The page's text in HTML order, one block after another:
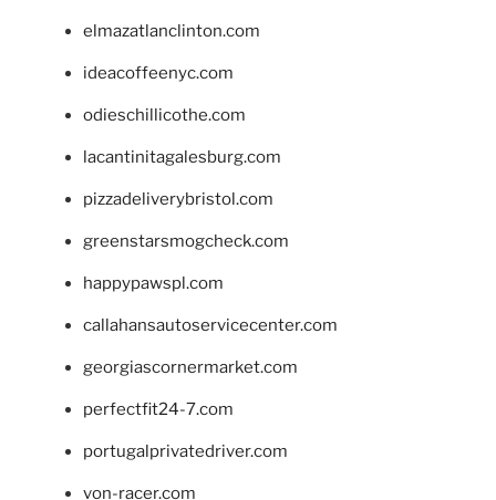
elmazatlanclinton.com
ideacoffeenyc.com
odieschillicothe.com
lacantinitagalesburg.com
pizzadeliverybristol.com
greenstarsmogcheck.com
happypawspl.com
callahansautoservicecenter.com
georgiascornermarket.com
perfectfit24-7.com
portugalprivatedriver.com
von-racer.com